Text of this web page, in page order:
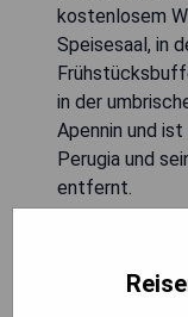
kostenlosem
Speisesaal, in
in der
Apennin und
Perugia und
entfernt.
- Kostenlose